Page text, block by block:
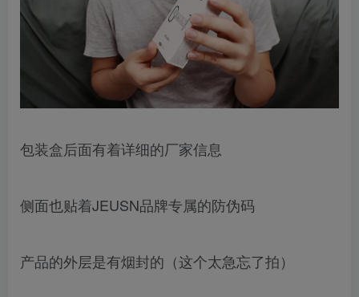
包装盒后面有着详细的厂家信息
侧面也贴着JEUSN品牌专属的防伪码
产品的外层是有烟封的（这个太急忘了拍）